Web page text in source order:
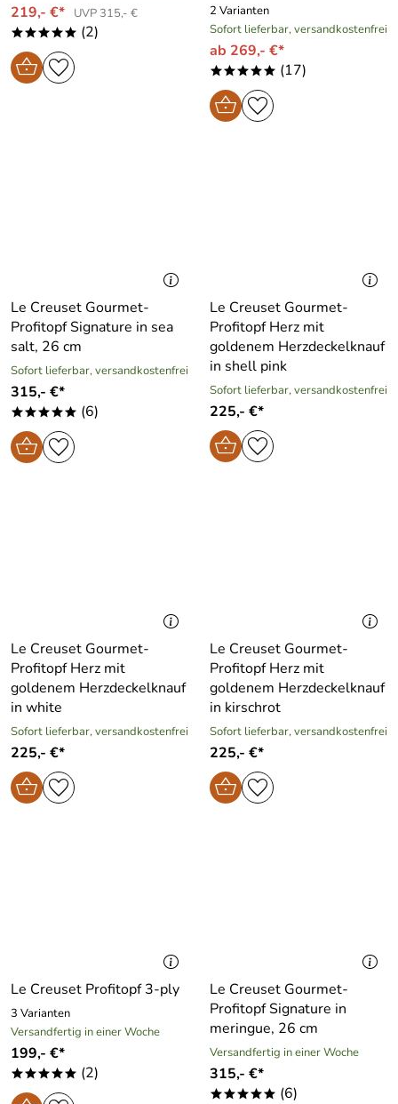
219,- €* UVP 315,- €
***** (2)
2 Varianten
Sofort lieferbar, versandkostenfrei
ab 269,- €*
***** (17)
Le Creuset Gourmet-
Profitopf Signature in sea
salt, 26 cm
Sofort lieferbar, versandkostenfrei
315,- €*
***** (6)
Le Creuset Gourmet-
Profitopf Herz mit
goldenem Herzdeckelknauf
in shell pink
Sofort lieferbar, versandkostenfrei
225,- €*
Le Creuset Gourmet-
Profitopf Herz mit
goldenem Herzdeckelknauf
in white
Sofort lieferbar, versandkostenfrei
225,- €*
Le Creuset Gourmet-
Profitopf Herz mit
goldenem Herzdeckelknauf
in kirschrot
Sofort lieferbar, versandkostenfrei
225,- €*
Le Creuset Profitopf 3-ply
3 Varianten
Versandfertig in einer Woche
199,- €*
***** (2)
Le Creuset Gourmet-
Profitopf Signature in
meringue, 26 cm
Versandfertig in einer Woche
315,- €*
***** (6)